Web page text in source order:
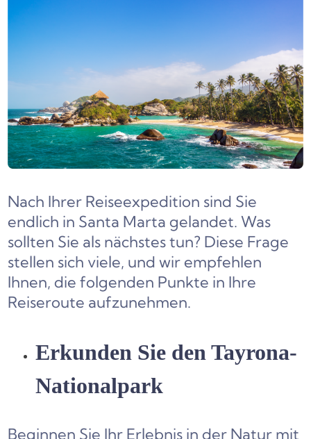
Nach Ihrer Reiseexpedition sind Sie
endlich in Santa Marta gelandet. Was
sollten Sie als nächstes tun? Diese Frage
stellen sich viele, und wir empfehlen
Ihnen, die folgenden Punkte in Ihre
Reiseroute aufzunehmen.
Erkunden Sie den Tayrona-
Nationalpark
Beginnen Sie Ihr Erlebnis in der Natur mit